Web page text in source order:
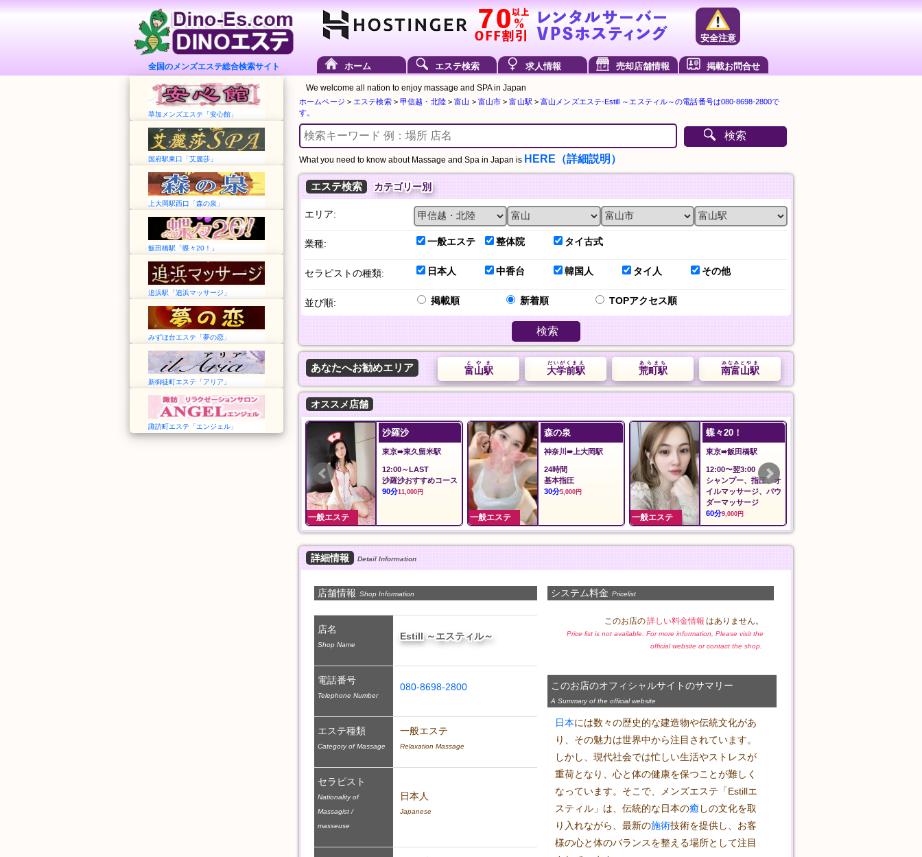
全国のメンズエステ総合検索サイト
安全注意
ホーム エステ検索 求人情報 売却店舗情報 掲載お問合せ
草加メンズエステ「安心館」
国府駅東口「艾麗莎」
上大岡駅西口「森の泉」
飯田橋駅「蝶々20！」
追浜駅「追浜マッサージ」
みずほ台エステ「夢の恋」
新御徒町エステ「アリア」
諏訪町エステ「エンジェル」
We welcome all nation to enjoy massage and SPA in Japan
ホームページ > エステ検索>甲信越・北陸>富山 > 富山市 >富山駅 >富山メンズエステ-Estill ～エスティル～の電話番号は080-8698-2800で
す。
検索
What you need to know about Massage and Spa in Japan is HERE（詳細説明）
エステ検索 カテゴリー別
エリア:
業種: 一般エステ 整体院 タイ古式
セラピストの種類: 日本人 中香台 韓国人 タイ人 その他
並び順: 掲載順 新着順 TOPアクセス順
検索
あなたへお勧めエリア 南富山駅
みなみとやま
荒町駅
あらまち
大学前駅
だいがくまえ
富山駅
とやま
オススメ店舗
夢の恋
一般エステ
沙羅沙
東京➠東久留米駅
12:00～LAST
沙羅沙おすすめコース
90分11,000円
一般エステ
森の泉
神奈川➠上大岡駅
24時間
基本指圧
30分5,000円
一般エステ
蝶々20！
東京➠飯田橋駅
12:00〜翌3:00
シャンプー、指圧、オ
イルマッサージ、パウ
ダーマッサージ
60分9,000円
詳細情報 Detail Information
システム料金 Pricelist
このお店の詳しい料金情報 はありません。
Price list is not available. For more information, Please visit the
official website or contact the shop.
このお店のオフィシャルサイトのサマリー
A Summary of the official website
日本には数々の歴史的な建造物や伝統文化があ
り、その魅力は世界中から注目されています。
しかし、現代社会では忙しい生活やストレスが
重荷となり、心と体の健康を保つことが難しく
なっています。そこで、メンズエステ「Estillエ
スティル」は、伝統的な日本の癒 しの文化を取
り入れながら、最新の施術技術を提供し、お客
様の心と体のバランスを整える場所として注目
店舗情報 Shop Information
店名
Shop Name
Estill ～エスティル～
電話番号
Telephone Number
080-8698-2800
エステ種類
Category of Massage
一般エステ
Relaxation Massage
セラピスト
Nationality of
Massagist /
masseuse
日本人
Japanese